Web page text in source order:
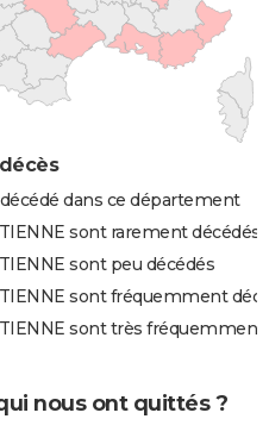
dans ce département
sont rarement décédés
sont peu décédés
sont fréquemment
sont très fréquemment
nous ont quittés ?